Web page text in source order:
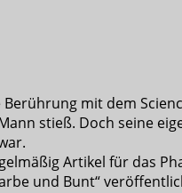
Berührung mit dem
stieß. Doch seine
Artikel für das
und Bunt“